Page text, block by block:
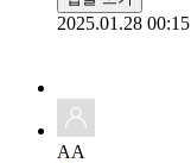
2025.01.28 00:15
AA